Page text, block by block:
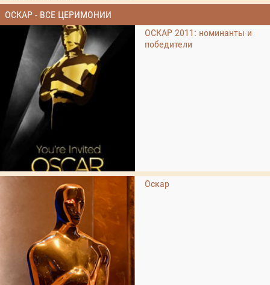
ОСКАР - ВСЕ ЦЕРИМОНИИ
ОСКАР 2011: номинанты и
победители
Оскар